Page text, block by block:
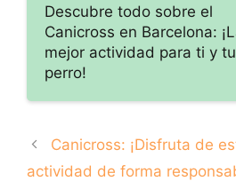
Descubre todo sobre el
Canicross en Barcelona:
mejor actividad para ti y tu
perro!
Canicross: ¡Disfruta de
actividad de forma